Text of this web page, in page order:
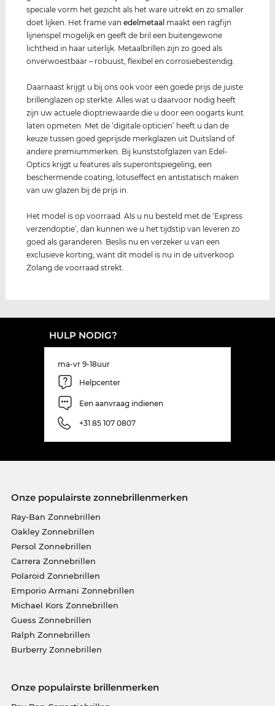
speciale vorm het gezicht als het ware uitrekt en zo smaller
doet lijken. Het frame vanedel metaal maakt een ragfijn
lijnenspel mogelijk en geeft de bril een buitengewone
lichtheid in haar uiterlijk. Metaalbrillen zijn zo goed als
onverwoestbaar – robuust, flexibel en corrosiebestendig.
Daarnaast krijgt u bij ons ook voor een goede prijs de juiste
brillenglazen op sterkte. Alles wat u daarvoor nodig heeft
zijn uw actuele dioptriewaarde die u door een oogarts kunt
laten opmeten. Met de ‘digitale opticien’ heeft u dan de
keuze tussen goed geprijsde merkglazen uit Duitsland of
andere premiummerken. Bij kunststofglazen van Edel-
Optics krijgt u features als superontspiegeling, een
beschermende coating, lotuseffect en antistatisch maken
van uw glazen bij de prijs in.
Het model is op voorraad. Als u nu besteld met de ‘Express
verzendoptie’, dan kunnen we u het tijdstip van leveren zo
goed als garanderen. Beslis nu en verzeker u van een
exclusieve korting, want dit model is nu in de uitverkoop.
Zolang de voorraad strekt.
HULP NODIG?
ma-vr 9-18uur
Helpcenter
Een aanvraag indienen
+31 85 107 0807
Onze populairste zonnebrillenmerken
Ray-Ban Zonnebrillen
Oakley Zonnebrillen
Persol Zonnebrillen
Carrera Zonnebrillen
Polaroid Zonnebrillen
Emporio Armani Zonnebrillen
Michael Kors Zonnebrillen
Guess Zonnebrillen
Ralph Zonnebrillen
Burberry Zonnebrillen
Onze populairste brillenmerken